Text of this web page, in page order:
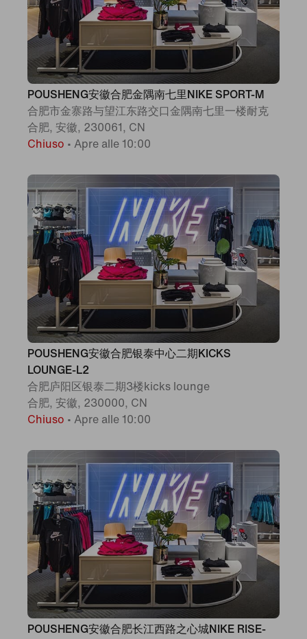
POUSHENG安徽合肥金隅南七里NIKE SPORT-M
合肥市金寨路与望江东路交口金隅南七里一楼耐克
合肥, 安徽, 230061, CN
Chiuso • Apre alle 10:00
POUSHENG安徽合肥银泰中心二期KICKS
LOUNGE-L2
合肥庐阳区银泰二期3楼kicks lounge
合肥, 安徽, 230000, CN
Chiuso • Apre alle 10:00
POUSHENG安徽合肥长江西路之心城NIKE RISE-